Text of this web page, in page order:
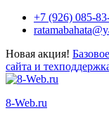
Перейти+7 (926) 085-
Новая акция!
сайта и
8-Web.ru